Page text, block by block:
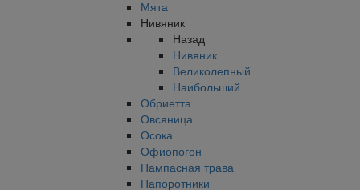
Мята
Нивяник
Назад
Нивяник
Великолепный
Наибольший
Обриетта
Овсяница
Осока
Офиопогон
Пампасная трава
Папоротники